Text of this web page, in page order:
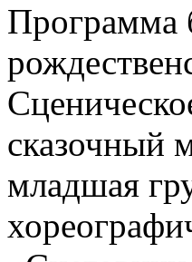
Программа
сказочный
младшая